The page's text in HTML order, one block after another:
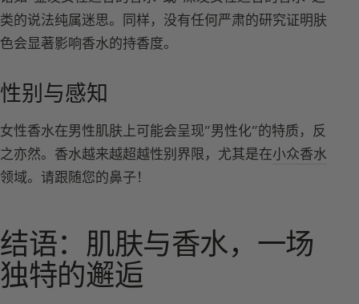
类的说法纯属迷思。同样，没有任何严肃的研究证明肤
色会显著影响香水的持香度。
性别与感知
女性香水在男性肌肤上可能会呈现”男性化”的特质，反
之亦然。香水越来越超越性别界限，尤其是在小众香水
领域。请跟随您的鼻子！
结语：肌肤与香水，一场
独特的邂逅